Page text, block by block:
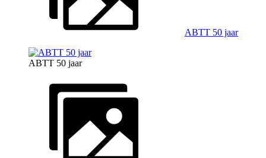
ABTT 50 jaar
ABTT 50 jaar